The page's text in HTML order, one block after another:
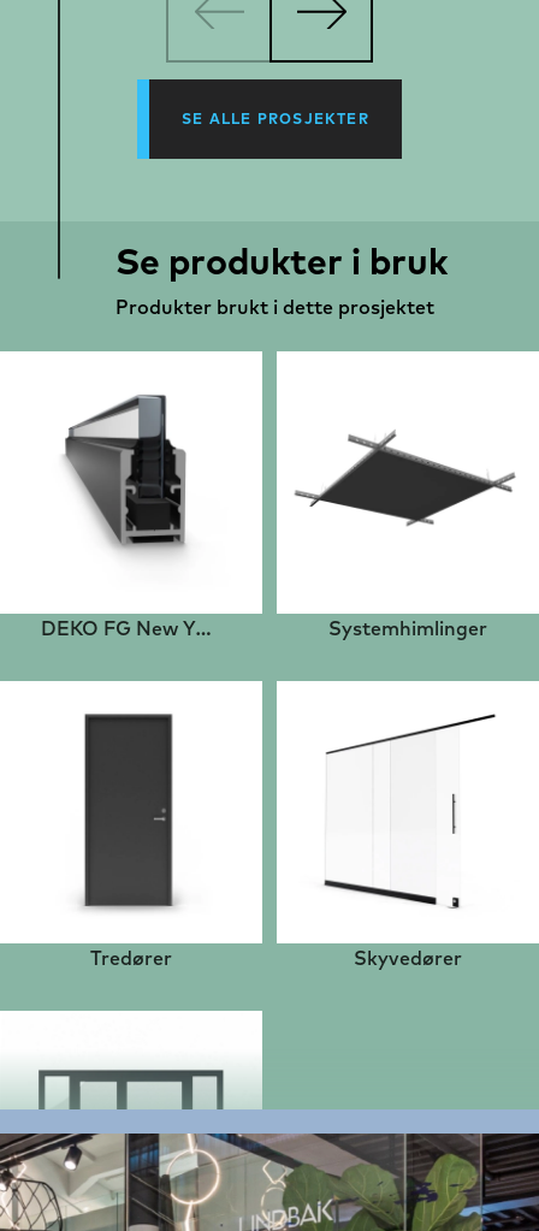
SE ALLE PROSJEKTER
Se produkter i bruk
Produkter brukt i dette prosjektet
DEKO FG New Yorker Systemhimlinger
Tredører Skyvedører